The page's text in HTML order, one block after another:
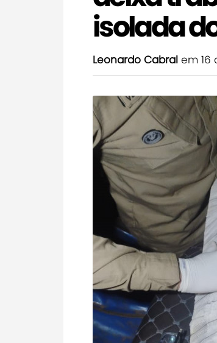
isolada
Leonardo Cabral em 16